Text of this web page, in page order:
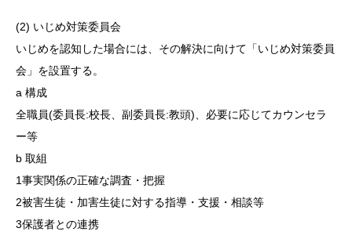
(2) いじめ対策委員会
いじめを認知した場合には、その解決に向けて「いじめ対策委員
会」を設置する。
a 構成
全職員(委員長:校長、副委員長:教頭)、必要に応じてカウンセラ
ー等
b 取組
1事実関係の正確な調査・把握
2被害生徒・加害生徒に対する指導・支援・相談等
3保護者との連携